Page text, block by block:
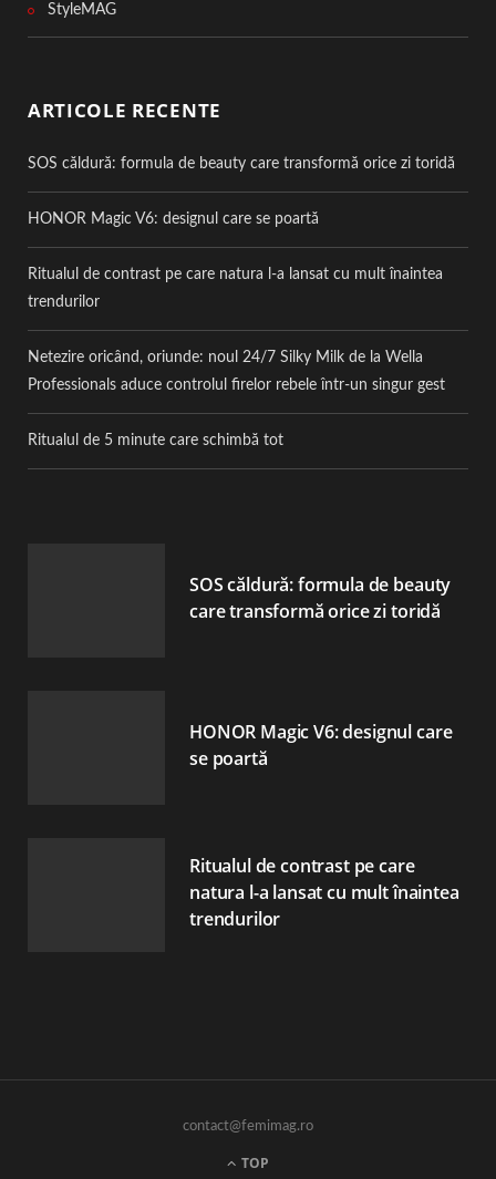
StyleMAG
ARTICOLE RECENTE
SOS căldură: formula de beauty care transformă orice zi toridă
HONOR Magic V6: designul care se poartă
Ritualul de contrast pe care natura l-a lansat cu mult înaintea
trendurilor
Netezire oricând, oriunde: noul 24/7 Silky Milk de la Wella
Professionals aduce controlul firelor rebele într-un singur gest
Ritualul de 5 minute care schimbă tot
SOS căldură: formula de beauty
care transformă orice zi toridă
HONOR Magic V6: designul care
se poartă
Ritualul de contrast pe care
natura l-a lansat cu mult înaintea
trendurilor
contact@femimag.ro
TOP